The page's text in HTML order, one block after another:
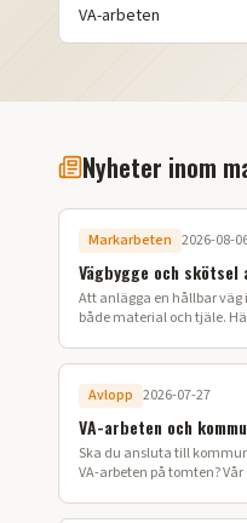
VA-arbeten
Nyheter inom
Markarbeten 2026-08-
Vägbygge och
Att anlägga en hållbar väg
både material och tjäle.
Avlopp 2026-07-27
VA-arbeten och
Ska du ansluta till
VA-arbeten på tomten?